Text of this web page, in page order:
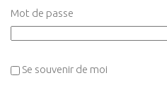
Mot de passe
Se souvenir de moi